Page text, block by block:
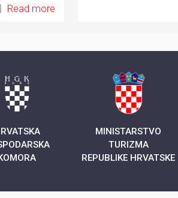
Read more
MINISTARSTVO
TURIZMA
REPUBLIKE HRVATSKE